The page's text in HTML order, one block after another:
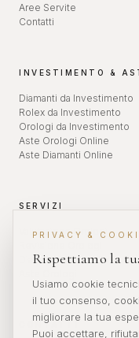
PRIVACY &
Rispettiamo la
Usiamo cookie
il tuo consenso,
migliorare la tua
Puoi accettare,
Aree Servite
Contatti
INVESTIMENTO &
Diamanti da Investimento
Rolex da Investimento
Orologi da Investimento
Aste Orologi Online
Aste Diamanti Online
SERVIZI
Valutazione Orologi
Diamanti da Investimento
CONTATTI